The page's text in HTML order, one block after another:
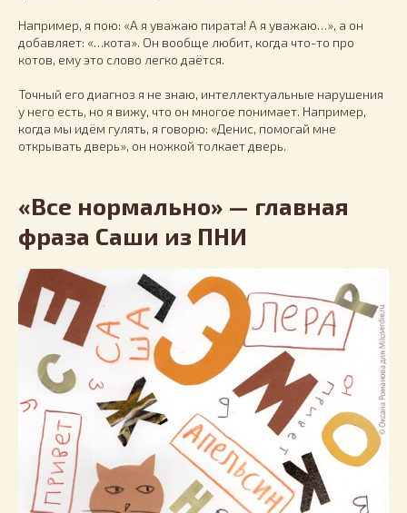
Например, я пою: «А я уважаю пирата! А я уважаю…», а он
добавляет: «…кота». Он вообще любит, когда что-то про
котов, ему это слово легко даётся.
Точный его диагноз я не знаю, интеллектуальные нарушения
у него есть, но я вижу, что он многое понимает. Например,
когда мы идём гулять, я говорю: «Денис, помогай мне
открывать дверь», он ножкой толкает дверь.
«Все нормально» — главная
фраза Саши из ПНИ